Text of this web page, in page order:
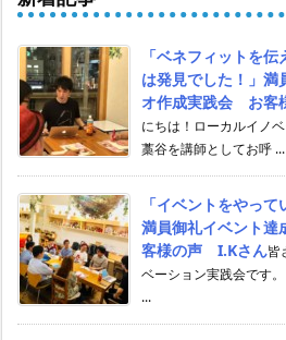
「ベネフィットを
は発見でした！」満
オ作成実践会 お客
にちは！ローカルイノ
藁谷を講師としてお呼 ...
「イベントをやっ
満員御礼イベント
客様の声 I.Kさん皆
ベーション実践会です
...